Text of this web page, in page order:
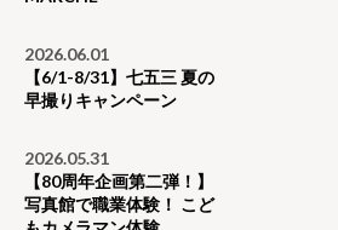
2026.06.01
【6/1-8/31】七五三 夏の
早撮りキャンペーン
2026.05.31
【80周年企画第二弾！】
写真館で職業体験！ こど